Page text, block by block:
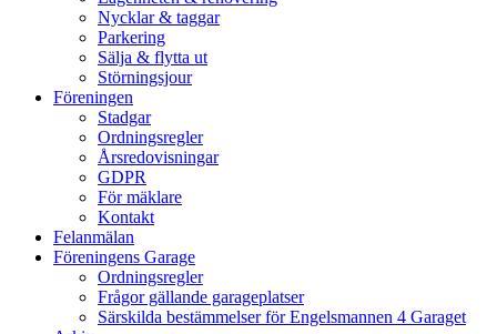
Nycklar & taggar
Parkering
Sälja & flytta ut
Störningsjour
Föreningen
Stadgar
Ordningsregler
Årsredovisningar
GDPR
För mäklare
Kontakt
Felanmälan
Föreningens Garage
Ordningsregler
Frågor gällande garageplatser
Särskilda bestämmelser för Engelsmannen 4 Garaget